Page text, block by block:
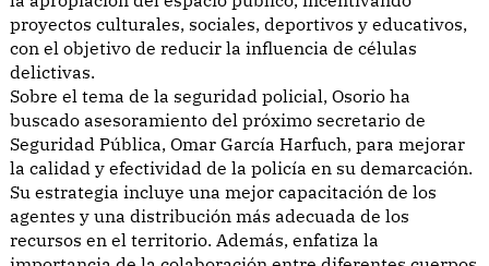
proyectos culturales, sociales, deportivos y educativos,
con el objetivo de reducir la influencia de células
delictivas.
Sobre el tema de la seguridad policial, Osorio ha
buscado asesoramiento del próximo secretario de
Seguridad Pública, Omar García Harfuch, para mejorar
la calidad y efectividad de la policía en su demarcación.
Su estrategia incluye una mejor capacitación de los
agentes y una distribución más adecuada de los
recursos en el territorio. Además, enfatiza la